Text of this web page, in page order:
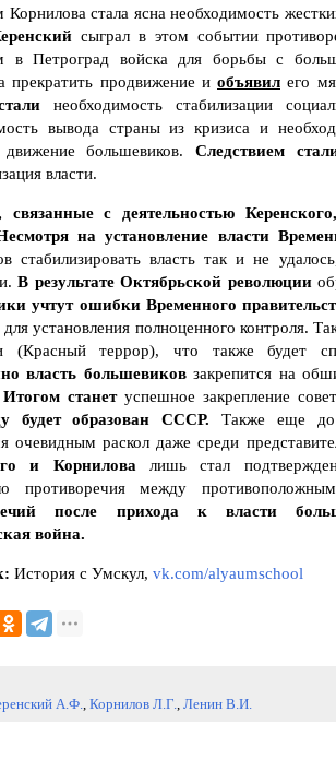
Корнилова стала ясна необходимость
сыграл в этом событии
в Петроград войска для борьбы с
прекратить продвижение и объявил его
необходимость стабилизации
вывода страны из кризиса и
движение большевиков. Следствием
власти.
связанные с деятельностью
на установление власти
стабилизировать власть так и не
В результате Октябрьской революции
учтут ошибки Временного
установления полноценного контроля.
(Красный террор), что также будет
власть большевиковзакрепится на
Итогом станет успешное закрепление
будет образован СССР. Также еще до
очевидным раскол даже среди
и Корнилова лишь стал
противоречия между
после прихода к власти
война.
История с Умскул, vk.com/alyaumschool
А.Ф., Корнилов Л.Г., Ленин В.И.